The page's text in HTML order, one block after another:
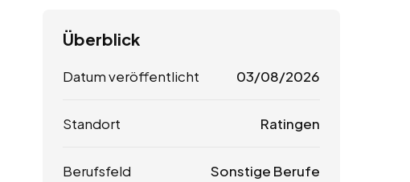
Überblick
Datum veröffentlicht 03/08/2026
Standort Ratingen
Berufsfeld Sonstige Berufe